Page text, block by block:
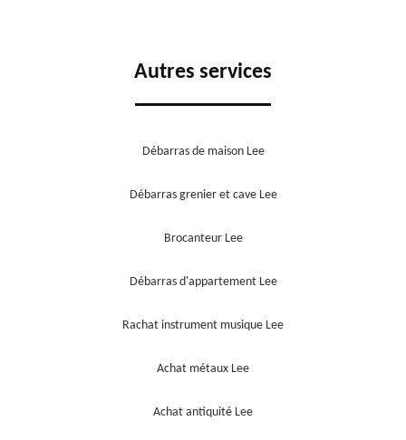
Autres services
Débarras de maison Lee
Débarras grenier et cave Lee
Brocanteur Lee
Débarras d'appartement Lee
Rachat instrument musique Lee
Achat métaux Lee
Achat antiquité Lee